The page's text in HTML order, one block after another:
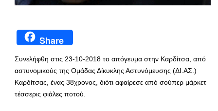
Share
Συνελήφθη στις 23-10-2018 το απόγευμα στην Καρδίτσα, από
αστυνομικούς της Ομάδας Δίκυκλης Αστυνόμευσης (ΔΙ.ΑΣ.)
Καρδίτσας, ένας 38χρονος, διότι αφαίρεσε από σούπερ μάρκετ
τέσσερις φιάλες ποτού.